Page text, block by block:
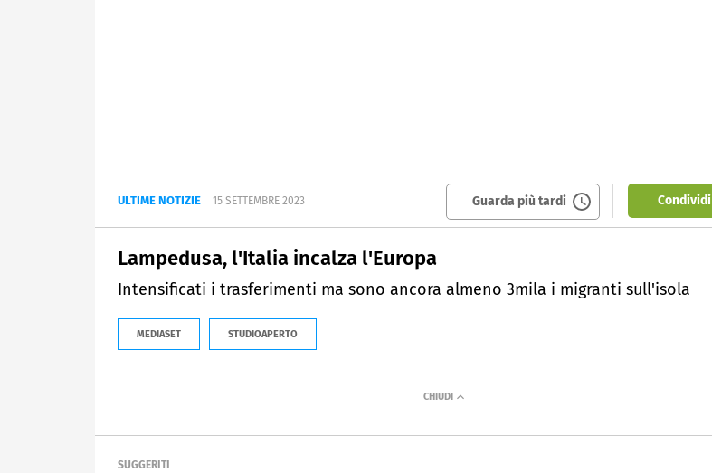
ULTIME NOTIZIE 15 SETTEMBRE 2023 Guarda più tardi Condividi
Lampedusa, l'Italia incalza l'Europa
Intensificati i trasferimenti ma sono ancora almeno 3mila i migranti sull'isola
MEDIASET STUDIOAPERTO
SUGGERITI